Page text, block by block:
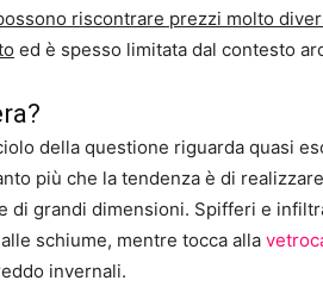
riscontrare prezzi molto
ed è spesso limitata dal contesto
della questione riguarda quasi
più che la tendenza è di realizzare
di grandi dimensioni. Spifferi e
schiume, mentre tocca alla
invernali.